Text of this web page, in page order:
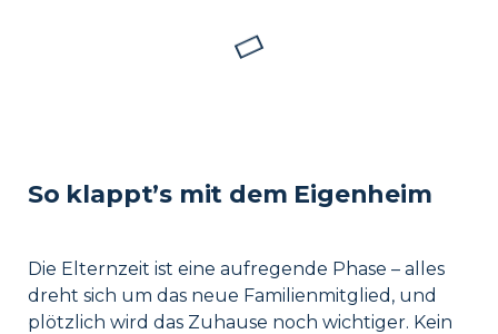
So klappt’s mit dem Eigenheim
Die Elternzeit ist eine aufregende Phase – alles
dreht sich um das neue Familienmitglied, und
plötzlich wird das Zuhause noch wichtiger. Kein